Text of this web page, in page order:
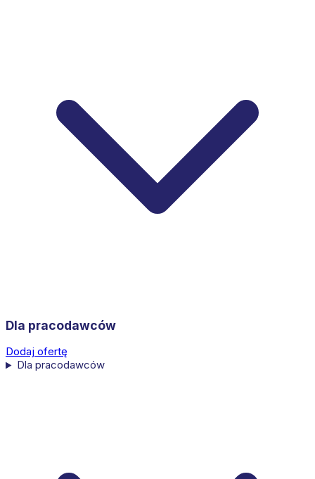
Dla pracodawców
Dodaj ofertę
Dla pracodawców